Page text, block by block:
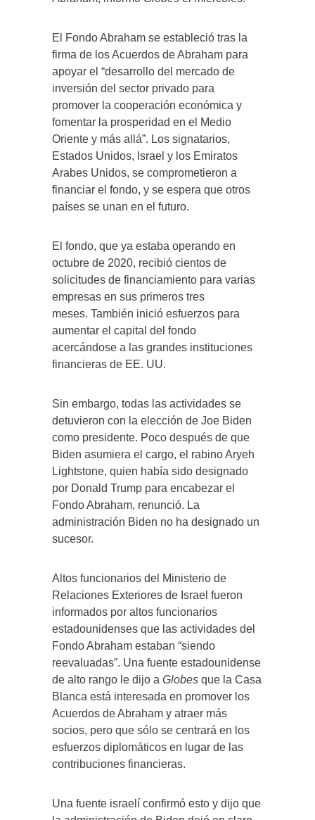
El Fondo Abraham se estableció tras la
firma de los Acuerdos de Abraham para
apoyar el “desarrollo del mercado de
inversión del sector privado para
promover la cooperación económica y
fomentar la prosperidad en el Medio
Oriente y más allá”. Los signatarios,
Estados Unidos, Israel y los Emiratos
Arabes Unidos, se comprometieron a
financiar el fondo, y se espera que otros
países se unan en el futuro.
El fondo, que ya estaba operando en
octubre de 2020, recibió cientos de
solicitudes de financiamiento para varias
empresas en sus primeros tres
meses. También inició esfuerzos para
aumentar el capital del fondo
acercándose a las grandes instituciones
financieras de EE. UU.
Sin embargo, todas las actividades se
detuvieron con la elección de Joe Biden
como presidente. Poco después de que
Biden asumiera el cargo, el rabino Aryeh
Lightstone, quien había sido designado
por Donald Trump para encabezar el
Fondo Abraham, renunció. La
administración Biden no ha designado un
sucesor.
Altos funcionarios del Ministerio de
Relaciones Exteriores de Israel fueron
informados por altos funcionarios
estadounidenses que las actividades del
Fondo Abraham estaban “siendo
reevaluadas”. Una fuente estadounidense
de alto rango le dijo a Globes que la Casa
Blanca está interesada en promover los
Acuerdos de Abraham y atraer más
socios, pero que sólo se centrará en los
esfuerzos diplomáticos en lugar de las
contribuciones financieras.
Una fuente israelí confirmó esto y dijo que